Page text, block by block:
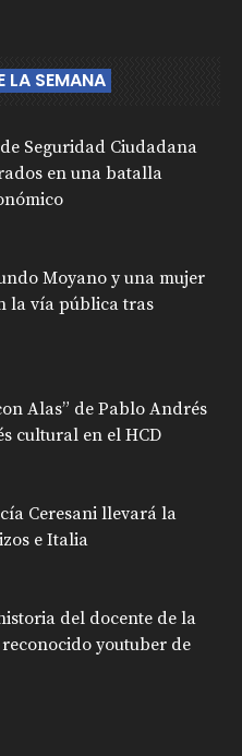
LA SEMANA
Seguridad Ciudadana
en una batalla
Moyano y una mujer
la vía pública tras
Alas” de Pablo Andrés
cultural en el HCD
Ceresani llevará la
e Italia
del docente de la
youtuber de